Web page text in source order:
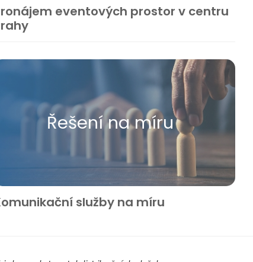
eventových prostor v centru
Řešení na míru
služby na míru